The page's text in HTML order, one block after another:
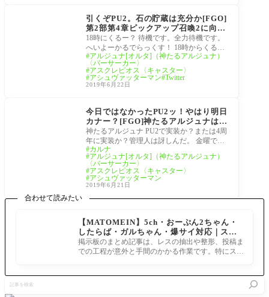
引くぞPU2。石の貯蔵は充分か[FGO]
第2部第4章ピックアップ召喚2に向け
てッ！Twitter待機勢
18時にくるー？ 待機です。全力待機です。
へいよーかるでらっくす！ 18時からくるで
あろうPU2に備えて全力待機な管理人です。
Twitter
アルジュナ[オルタ]（神たるアルジュナ）
〈バーサーカー〉
アスクレピオス〈キャスター〉
アシュヴァッターマン Twitter
2019年6月22日
今日ではなかったPU2ッ！やはり明日
カナー？[FGO]神たるアルジュナは4
周年行き？それともキャプテン？
神たるアルジュナ PU2で実装か？または4周
年に実装か？管理人は訝しんだ。 金曜で
す、平日勤務の方達おつかれさまー！ へい
よーか
カルナ
アルジュナ[オルタ]（神たるアルジュナ）
〈バーサーカー〉
アスクレピオス〈キャスター〉
アシュヴァッターマン
2019年6月21日
合わせて読みたい
【MATOMEIN】5ch・おーぷん2ちゃん・
したらば・ガルちゃん・爆サイ対応｜スマ
ホでまとめ記事を作れるアプリ FGOのまと
め記事ができるまで
掲示板のまとめ記事は、レスの抽出や整形、投稿ま
での工程が意外と手間のかかる作業です。特にスマ
を